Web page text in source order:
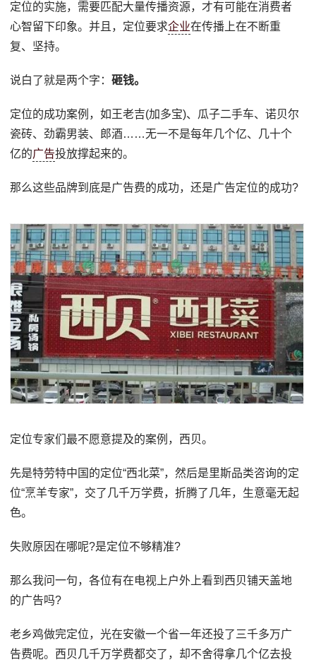
定位的实施，需要匹配大量传播资源，才有可能在消费者
心智留下印象。并且，定位要求企业在传播上在不断重
复、坚持。
说白了就是两个字：砸钱。
定位的成功案例，如王老吉(加多宝)、瓜子二手车、诺贝尔
瓷砖、劲霸男装、郎酒……无一不是每年几个亿、几十个
亿的广告投放撑起来的。
那么这些品牌到底是广告费的成功，还是广告定位的成功?
定位专家们最不愿意提及的案例，西贝。
先是特劳特中国的定位“西北菜”，然后是里斯品类咨询的定
位“烹羊专家”，交了几千万学费，折腾了几年，生意毫无起
色。
失败原因在哪呢?是定位不够精准?
那么我问一句，各位有在电视上户外上看到西贝铺天盖地
的广告吗?
老乡鸡做完定位，光在安徽一个省一年还投了三千多万广
告费呢。西贝几千万学费都交了，却不舍得拿几个亿去投